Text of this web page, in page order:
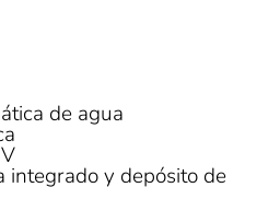
de agua
integrado y depósito de